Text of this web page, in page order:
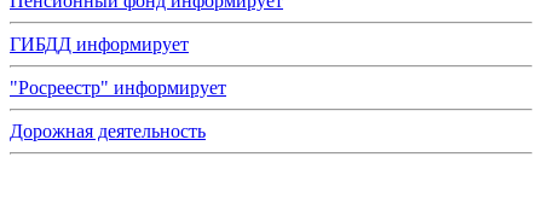
ГИБДД информирует
"Росреестр" информирует
Дорожная деятельность